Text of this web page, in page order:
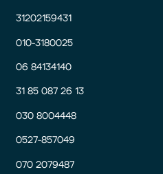
31202159431
010-3180025
06 84134140
31 85 087 26 13
030 8004448
0527-857049
070 2079487